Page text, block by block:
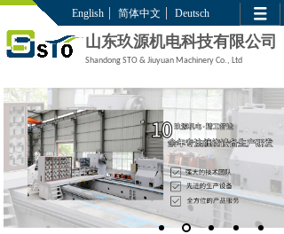
山东玖源机电科技有限公司
Shandong STO & Jiuyuan Machinery Co., Ltd
English 简体中文 Deutsch